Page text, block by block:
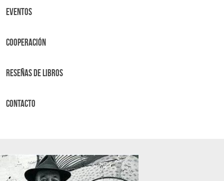
Eventos
Cooperación
Reseñas de libros
Contacto